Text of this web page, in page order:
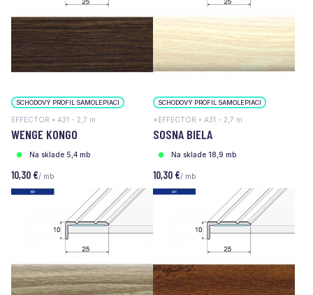
SCHODOVÝ PROFIL SAMOLEPIACI
EFFECTOR • A31 - 2,7 m
WENGE KONGO
Na sklade 5,4 mb
10,30 €/ mb
SCHODOVÝ PROFIL SAMOLEPIACI
*EFFECTOR • A31 - 2,7 m
SOSNA BIELA
Na sklade 18,9 mb
10,30 €/ mb